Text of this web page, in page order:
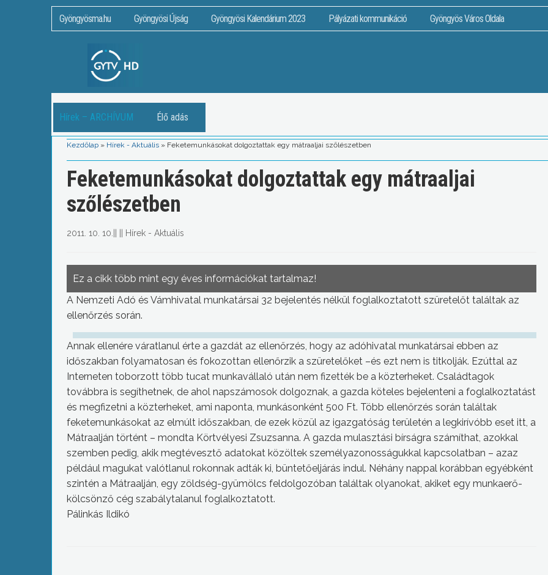
Gyöngyösma.hu Gyöngyösi Újság Gyöngyösi Kalendárium 2023 Pályázati kommunikáció Gyöngyös Város Oldala
Hírek – ARCHÍVUM Élő adás
Kezdőlap » Hírek - Aktuális » Feketemunkásokat dolgoztattak egy mátraaljai szőlészetben
Feketemunkásokat dolgoztattak egy mátraaljai
szőlészetben
2011. 10. 10. Hírek - Aktuális
Ez a cikk több mint egy éves információkat tartalmaz!
A Nemzeti Adó és Vámhivatal munkatársai 32 bejelentés nélkül foglalkoztatott szüretelőt találtak az
ellenőrzés során.
Annak ellenére váratlanul érte a gazdát az ellenőrzés, hogy az adóhivatal munkatársai ebben az
időszakban folyamatosan és fokozottan ellenőrzik a szüretelőket –és ezt nem is titkolják. Ezúttal az
Interneten toborzott több tucat munkavállaló után nem fizették be a közterheket. Családtagok
továbbra is segíthetnek, de ahol napszámosok dolgoznak, a gazda köteles bejelenteni a foglalkoztatást
és megfizetni a közterheket, ami naponta, munkásonként 500 Ft. Több ellenőrzés során találtak
feketemunkásokat az elmúlt időszakban, de ezek közül az igazgatóság területén a legkirívóbb eset itt, a
Mátraalján történt – mondta Körtvélyesi Zsuzsanna. A gazda mulasztási bírságra számíthat, azokkal
szemben pedig, akik megtévesztő adatokat közöltek személyazonosságukkal kapcsolatban – azaz
például magukat valótlanul rokonnak adták ki, büntetőeljárás indul. Néhány nappal korábban egyébként
szintén a Mátraalján, egy zöldség-gyümölcs feldolgozóban találtak olyanokat, akiket egy munkaerő-
kölcsönző cég szabálytalanul foglalkoztatott.
Pálinkás Ildikó